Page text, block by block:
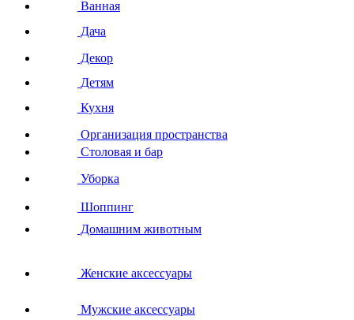
Ванная
Дача
Декор
Детям
Кухня
Организация пространства
Столовая и бар
Уборка
Шоппинг
Домашним животным
Женские аксессуары
Мужские аксессуары